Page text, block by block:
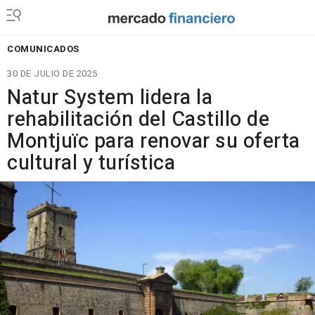
COMUNICADOS
30 DE JULIO DE 2025
Natur System lidera la
rehabilitación del Castillo de
Montjuïc para renovar su oferta
cultural y turística